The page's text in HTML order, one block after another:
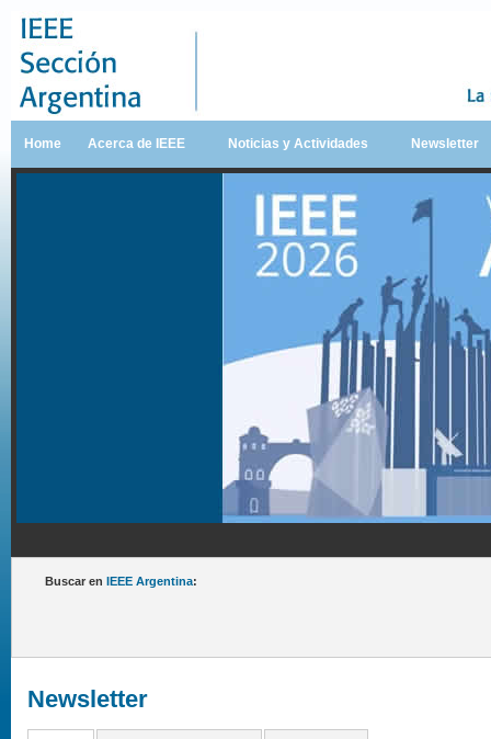
Home Acerca de IEEE Noticias y Actividades Newsletter
Buscar en IEEE Argentina:
Newsletter